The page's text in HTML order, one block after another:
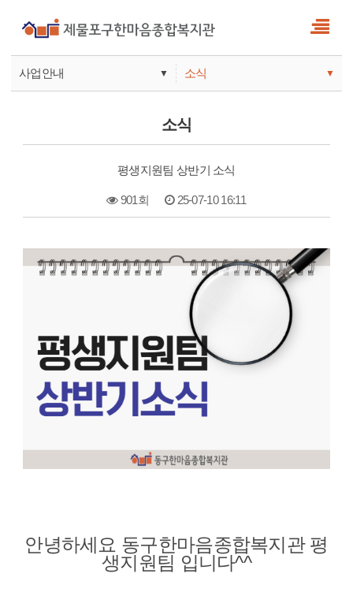
사업안내 ▼
기관안내
소식 ▼
서비스
소식
평생지원팀 상반기 소식
901회 25-07-10 16:11
안녕하세요 동구한마음종합복지관 평
생지원팀 입니다^^